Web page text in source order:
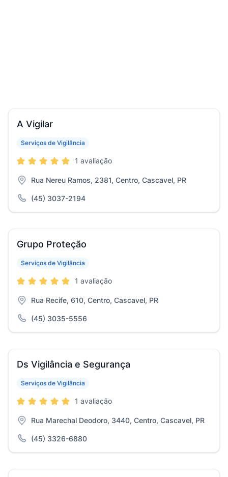
A Vigilar
Serviços de Vigilância
1 avaliação
Rua Nereu Ramos, 2381, Centro, Cascavel, PR
(45) 3037-2194
Grupo Proteção
Serviços de Vigilância
1 avaliação
Rua Recife, 610, Centro, Cascavel, PR
(45) 3035-5556
Ds Vigilância e Segurança
Serviços de Vigilância
1 avaliação
Rua Marechal Deodoro, 3440, Centro, Cascavel, PR
(45) 3326-6880